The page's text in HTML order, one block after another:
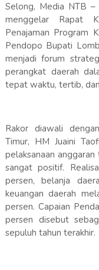
Selong, Media NTB
menggelar Rapat
Penajaman Program
Pendopo Bupati
menjadi forum
perangkat daerah
tepat waktu, tertib,
Rakor diawali
Timur, HM Juaini
pelaksanaan
sangat positif.
persen, belanja
keuangan daerah
persen. Capaian
persen disebut
sepuluh tahun terakhir.